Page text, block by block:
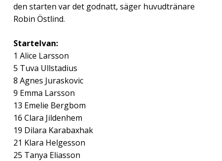
den starten var det godnatt, säger huvudtränare
Robin Östlind.
Startelvan:
1 Alice Larsson
5 Tuva Ullstadius
8 Agnes Juraskovic
9 Emma Larsson
13 Emelie Bergbom
16 Clara Jildenhem
19 Dilara Karabaxhak
21 Klara Helgesson
25 Tanya Eliasson